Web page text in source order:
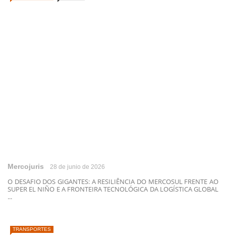
Mercojuris 28 de junio de 2026
O DESAFIO DOS GIGANTES: A RESILIÊNCIA DO MERCOSUL FRENTE AO
SUPER EL NIÑO E A FRONTEIRA TECNOLÓGICA DA LOGÍSTICA GLOBAL
...
TRANSPORTES